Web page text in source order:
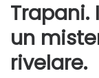
Trapani.
un
rivelare.